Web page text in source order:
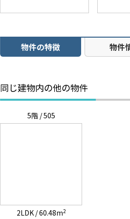
物件の特徴 物件
同じ建物内の他の物件
5階 / 505
2LDK / 60.48m2